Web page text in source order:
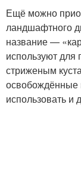
Ещё можно
ландшафтного
название —
используют
стриженым
освобождённые
использовать и